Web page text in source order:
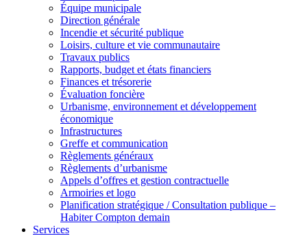
Équipe municipale
Direction générale
Incendie et sécurité publique
Loisirs, culture et vie communautaire
Travaux publics
Rapports, budget et états financiers
Finances et trésorerie
Évaluation foncière
Urbanisme, environnement et développement
économique
Infrastructures
Greffe et communication
Règlements généraux
Règlements d’urbanisme
Appels d’offres et gestion contractuelle
Armoiries et logo
Planification stratégique / Consultation publique –
Habiter Compton demain
Services